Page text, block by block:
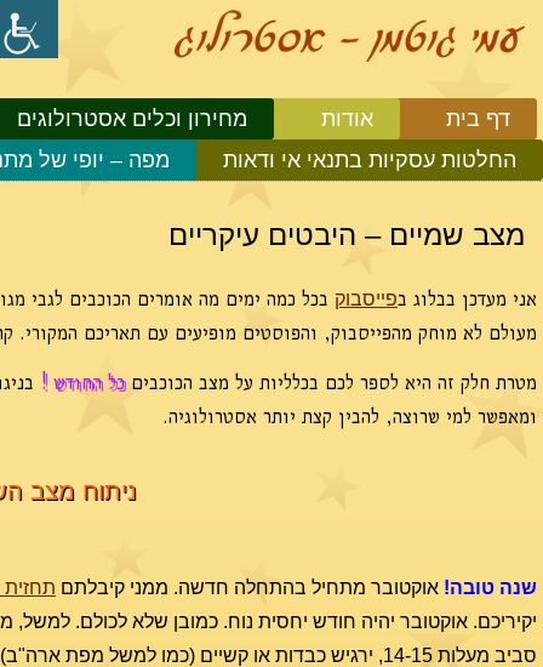
דף בית אודות
מחירון וכלים אסטרולוגים
החלטות עסקיות בתנאי אי ודאות
מפה – יופי של
מצב שמיים – היבטים עיקריים
אני מעדכן בבלוג בפייסבוק בכל כמה ימים מה אומרים הכוכבים לגבי
מעולם לא מוחק מהפייסבוק, והפוסטים מופיעים עם תאריכם המקורי.
מטרת חלק זה היא לספר לכם בכלליות על מצב הכוכביםכל החודש !
ומאפשר למי שרוצה, להבין קצת יותר אסטרולוגיה.
ניתוח מצב
שנה טובה! אוקטובר מתחיל בהתחלה חדשה. ממני קיבלתם
יקיריכם. אוקטובר יהיה חודש יחסית נוח. כמובן שלא לכולם.
סביב מעלות 14-15, ירגיש כבדות או קשיים (כמו למשל